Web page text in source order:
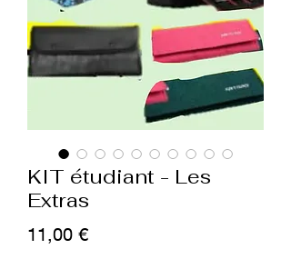
KIT étudiant - Les
Extras
11,00 €Prix